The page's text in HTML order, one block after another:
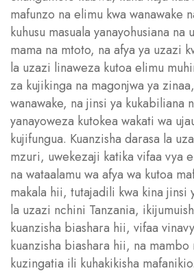
mafunzo na elimu kwa wanawake
kuhusu masuala yanayohusiana na
mama na mtoto, na afya ya uzazi
la uzazi linaweza kutoa elimu
za kujikinga na magonjwa ya
wanawake, na jinsi ya kukabiliana
yanayoweza kutokea wakati wa
kujifungua. Kuanzisha darasa la
mzuri, uwekezaji katika vifaa vya
na wataalamu wa afya wa kutoa
makala hii, tutajadili kwa kina jinsi
la uzazi nchini Tanzania,
kuanzisha biashara hii, vifaa
kuanzisha biashara hii, na mambo
kuzingatia ili kuhakikisha mafanikio.